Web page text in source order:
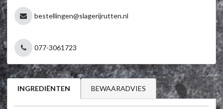
bestellingen@slagerijrutten.nl
077-3061723
INGREDIËNTEN BEWAARADVIES